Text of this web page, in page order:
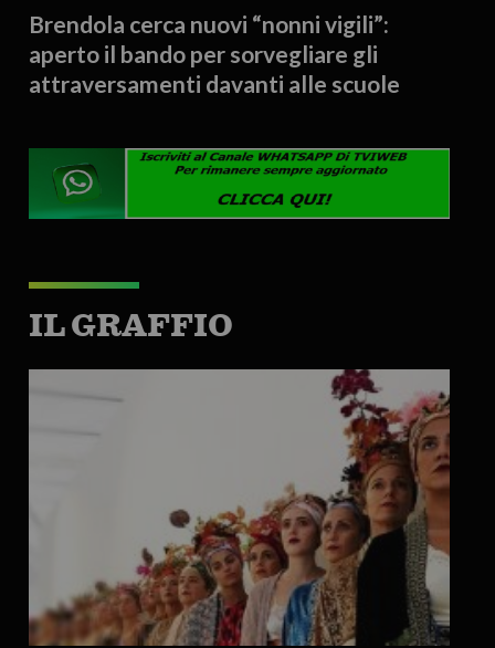
Brendola cerca nuovi “nonni vigili”:
aperto il bando per sorvegliare gli
attraversamenti davanti alle scuole
IL GRAFFIO